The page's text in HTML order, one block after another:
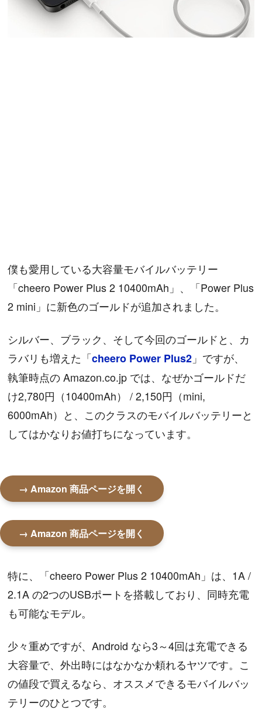
僕も愛用している大容量モバイルバッテリー
「cheero Power Plus 2 10400mAh」、「Power Plus
2 mini」に新色のゴールドが追加されました。
シルバー、ブラック、そして今回のゴールドと、カ
ラバリも増えた「cheero Power Plus2 」ですが、
執筆時点の Amazon.co.jp では、なぜかゴールドだ
け2,780円（10400mAh） / 2,150円（mini,
6000mAh）と、このクラスのモバイルバッテリーと
してはかなりお値打ちになっています。
→ Amazon 商品ページを開く
→ Amazon 商品ページを開く
特に、「cheero Power Plus 2 10400mAh」は、1A /
2.1A の2つのUSBポートを搭載しており、同時充電
も可能なモデル。
少々重めですが、Android なら3～4回は充電できる
大容量で、外出時にはなかなか頼れるヤツです。こ
の値段で買えるなら、オススメできるモバイルバッ
テリーのひとつです。